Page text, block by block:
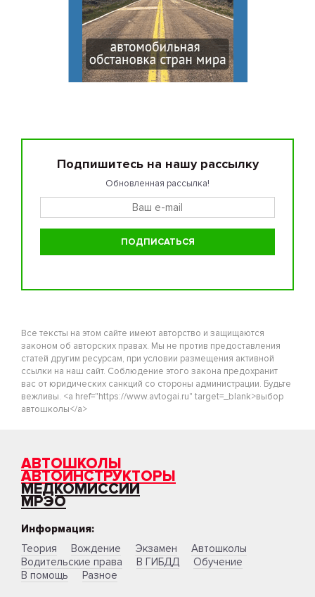
Подпишитесь на нашу рассылку
Обновленная рассылка!
Все тексты на этом сайте имеют авторство и защищаются
законом об авторских правах. Мы не против предоставления
статей другим ресурсам, при условии размещения активной
ссылки на наш сайт. Соблюдение этого закона предохранит
вас от юридических санкций со стороны администрации. Будьте
вежливы. <a href="https://www.avtogai.ru" target=_blank>выбор
автошколы</a>
АВТОШКОЛЫ
АВТОИНСТРУКТОРЫ
МЕДКОМИССИИ
МРЭО
Информация:
Теория
Вождение Экзамен
Автошколы
Водительские права
В ГИБДД
Обучение
В помощь
Разное